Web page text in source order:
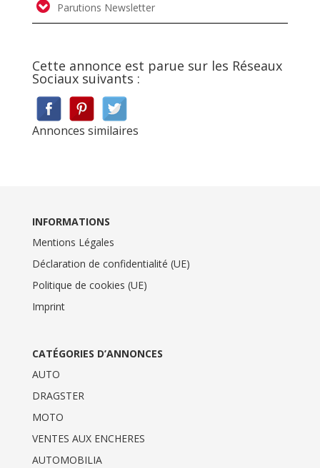
Parutions Newsletter
Cette annonce est parue sur les Réseaux
Sociaux suivants :
Annonces similaires
INFORMATIONS
Mentions Légales
Déclaration de confidentialité (UE)
Politique de cookies (UE)
Imprint
CATÉGORIES D’ANNONCES
AUTO
DRAGSTER
MOTO
VENTES AUX ENCHERES
AUTOMOBILIA